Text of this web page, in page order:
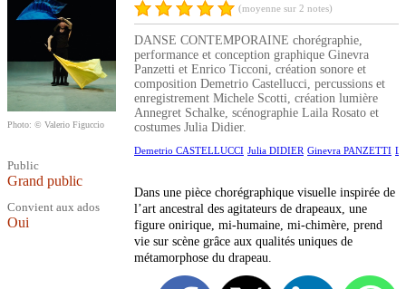
Photo: © Valerio Figuccio
Public
Grand public
Convient aux ados
Oui
(moyenne sur 2 notes)
DANSE CONTEMPORAINE chorégraphie,
performance et conception graphique Ginevra
Panzetti et Enrico Ticconi, création sonore et
composition Demetrio Castellucci, percussions et
enregistrement Michele Scotti, création lumière
Annegret Schalke, scénographie Laila Rosato et
costumes Julia Didier.
Demetrio CASTELLUCCI Julia DIDIER Ginevra PANZETTI
Dans une pièce chorégraphique visuelle inspirée de
l’art ancestral des agitateurs de drapeaux, une
figure onirique, mi-humaine, mi-chimère, prend
vie sur scène grâce aux qualités uniques de
métamorphose du drapeau.